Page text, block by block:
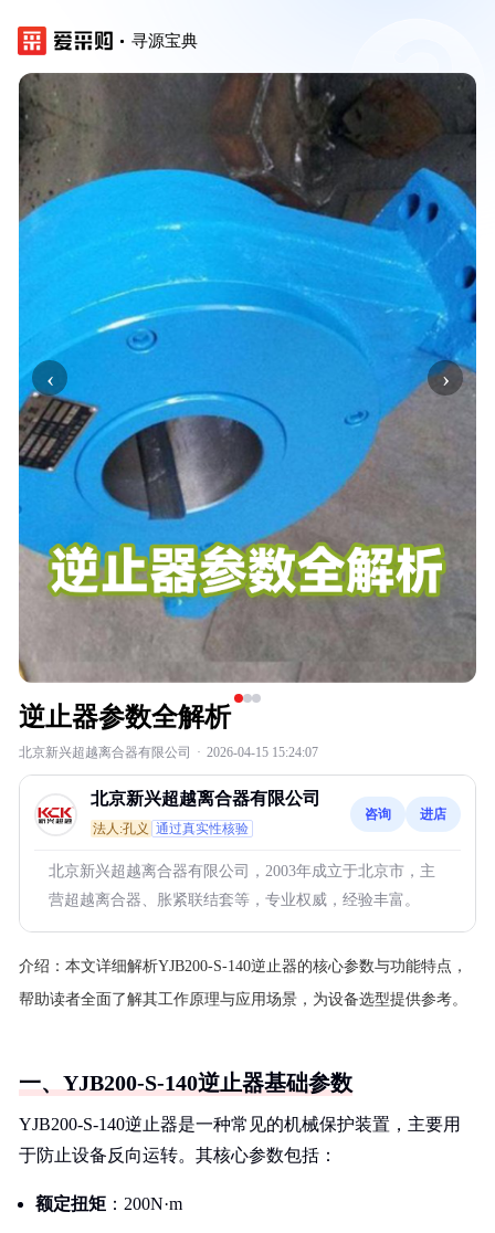
寻源宝典
‹ ›
逆止器参数全解析
北京新兴超越离合器有限公司 · 2026-04-15 15:24:07
北京新兴超越离合器有限公司
法人:孔义 通过真实性核验
咨询 进店
北京新兴超越离合器有限公司，2003年成立于北京市，主
营超越离合器、胀紧联结套等，专业权威，经验丰富。
介绍： 本文详细解析YJB200-S-140逆止器的核心参数与功能特点，
帮助读者全面了解其工作原理与应用场景，为设备选型提供参考。
一、YJB200-S-140逆止器基础参数
YJB200-S-140逆止器是一种常见的机械保护装置，主要用
于防止设备反向运转。其核心参数包括：
额定扭矩 ：200N·m